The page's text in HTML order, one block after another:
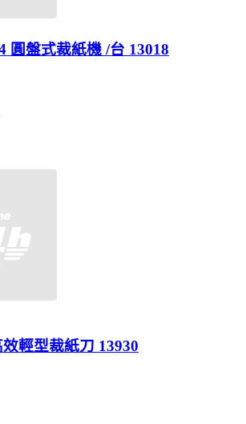
圓盤式裁紙機 /台 13018
輕型裁紙刀 13930